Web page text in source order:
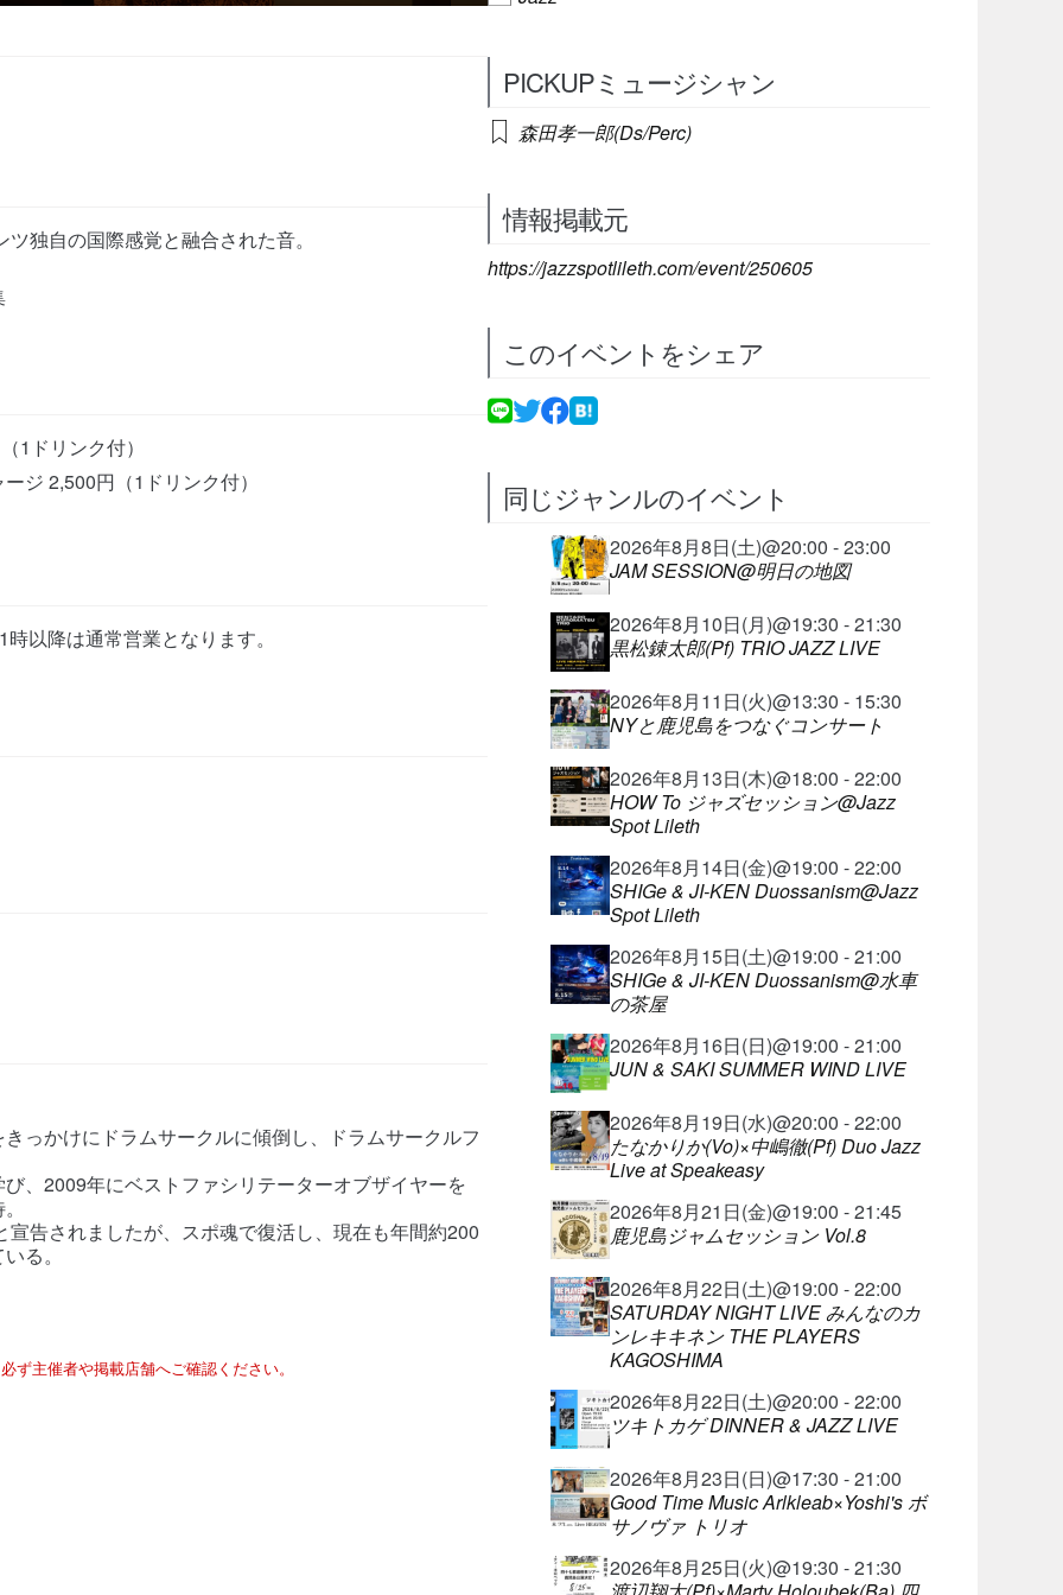
独自の国際感覚と融合された音。
1ドリンク付）
ジ 2,500円（1ドリンク付）
以降は通常営業となります。
っかけにドラムサークルに傾倒し、ドラムサークルフ
、2009年にベストファシリテーターオブザイヤーを
告されましたが、スポ魂で復活し、現在も年間約200
る。
ず主催者や掲載店舗へご確認ください。
PICKUPミュージシャン
森田孝一郎(Ds/Perc)
情報掲載元
https://jazzspotlileth.com/event/250605
このイベントをシェア
同じジャンルのイベント
2026年8月8日(土)@20:00 - 23:00
JAM SESSION@明日の地図
2026年8月10日(月)@19:30 - 21:30
黒松錬太郎(Pf) TRIO JAZZ LIVE
2026年8月11日(火)@13:30 - 15:30
NYと鹿児島をつなぐコンサート
2026年8月13日(木)@18:00 - 22:00
HOW To ジャズセッション@Jazz
Spot Lileth
2026年8月14日(金)@19:00 - 22:00
SHIGe & JI-KEN Duossanism@Jazz
Spot Lileth
2026年8月15日(土)@19:00 - 21:00
SHIGe & JI-KEN Duossanism@水車
の茶屋
2026年8月16日(日)@19:00 - 21:00
JUN & SAKI SUMMER WIND LIVE
2026年8月19日(水)@20:00 - 22:00
たなかりか(Vo)×中嶋徹(Pf) Duo Jazz
Live at Speakeasy
2026年8月21日(金)@19:00 - 21:45
鹿児島ジャムセッション Vol.8
2026年8月22日(土)@19:00 - 22:00
SATURDAY NIGHT LIVE みんなのカ
ンレキキネン THE PLAYERS
KAGOSHIMA
2026年8月22日(土)@20:00 - 22:00
ツキトカゲ DINNER & JAZZ LIVE
2026年8月23日(日)@17:30 - 21:00
Good Time Music Arlkleab×Yoshi's ボ
サノヴァ トリオ
2026年8月25日(火)@19:30 - 21:30